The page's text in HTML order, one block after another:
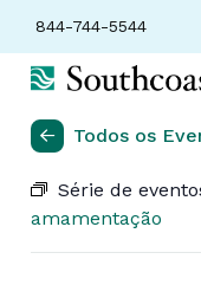
844-744-5544
Todos os
Série de
amamentação